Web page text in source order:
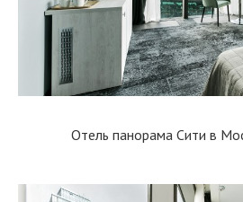
Отель панорама Сити в